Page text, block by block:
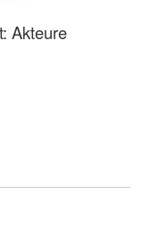
Akteure